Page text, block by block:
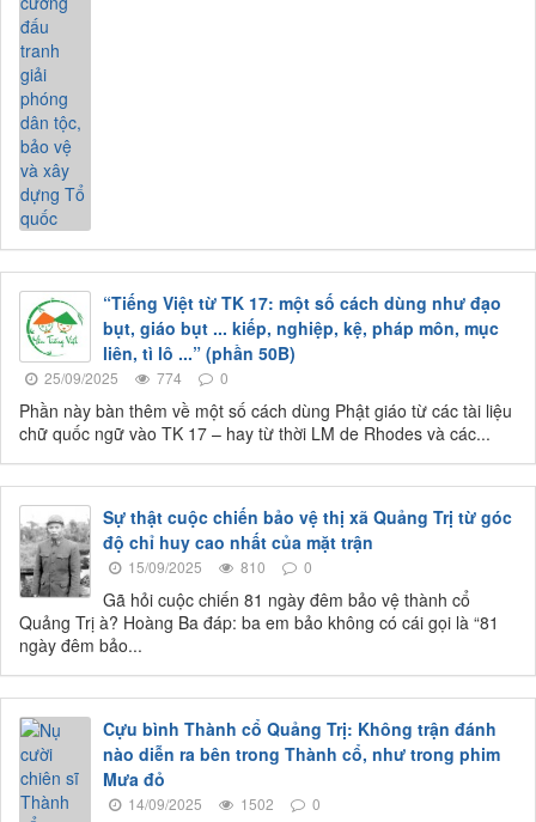
“Tiếng Việt từ TK 17: một số cách dùng như đạo
bụt, giáo bụt ... kiếp, nghiệp, kệ, pháp môn, mục
liên, tì lô ...” (phần 50B)
25/09/2025 774 0
Phần này bàn thêm về một số cách dùng Phật giáo từ các tài liệu
chữ quốc ngữ vào TK 17 – hay từ thời LM de Rhodes và các...
Sự thật cuộc chiến bảo vệ thị xã Quảng Trị từ góc
độ chỉ huy cao nhất của mặt trận
15/09/2025 810 0
Gã hỏi cuộc chiến 81 ngày đêm bảo vệ thành cổ
Quảng Trị à? Hoàng Ba đáp: ba em bảo không có cái gọi là “81
ngày đêm bảo...
Cựu bình Thành cổ Quảng Trị: Không trận đánh
nào diễn ra bên trong Thành cổ, như trong phim
Mưa đỏ
14/09/2025 1502 0